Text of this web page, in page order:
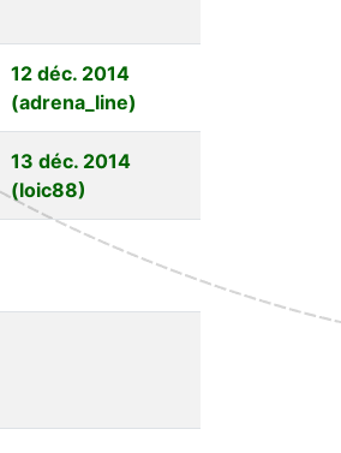
12 déc. 2014
(adrena_line)
13 déc. 2014
(loic88)